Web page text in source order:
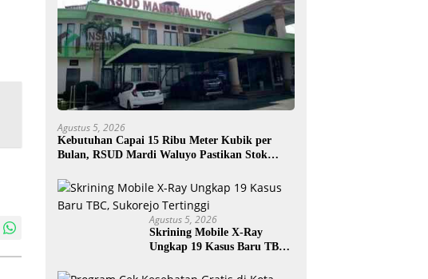
Agustus 5, 2026
Kebutuhan Capai 15 Ribu Meter Kubik per
Bulan, RSUD Mardi Waluyo Pastikan Stok
Agustus 5, 2026
Skrining Mobile X-Ray
Ungkap 19 Kasus Baru TBC,